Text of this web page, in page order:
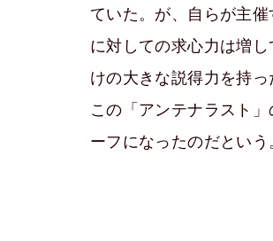
ていた。が、自らが主
に対しての求心力は増
けの大きな説得力を持っ
この「アンテナラスト
ーフになったのだとい